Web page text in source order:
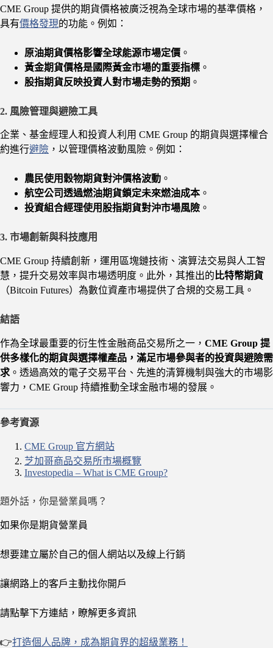
CME Group 提供的期貨價格被廣泛視為全球市場的基準價格，
具有價格發現的功能。例如：
原油期貨價格影響全球能源市場定價 。
黃金期貨價格是國際黃金市場的重要指標 。
股指期貨反映投資人對市場走勢的預期 。
2. 風險管理與避險工具
企業、基金經理人和投資人利用 CME Group 的期貨與選擇權合
約進行避險 ，以管理價格波動風險。例如：
農民使用穀物期貨對沖價格波動 。
航空公司透過燃油期貨鎖定未來燃油成本。
投資組合經理使用股指期貨對沖市場風險 。
3. 市場創新與科技應用
CME Group 持續創新，運用區塊鏈技術、演算法交易與人工智
慧，提升交易效率與市場透明度。此外，其推出的 比特幣期貨
（Bitcoin Futures）為數位資產市場提供了合規的交易工具。
結語
作為全球最重要的衍生性金融商品交易所之一， CME Group 提
供多樣化的期貨與選擇權產品，滿足市場參與者的投資與避險需
求 。透過高效的電子交易平台、先進的清算機制與強大的市場影
響力，CME Group 持續推動全球金融市場的發展。
參考資源
CME Group 官方網站
芝加哥商品交易所市場概覽
Investopedia – What is CME Group?
題外話，你是營業員嗎？
如果你是期貨營業員
想要建立屬於自己的個人網站以及線上行銷
讓網路上的客戶主動找你開戶
請點擊下方連結，瞭解更多資訊
👉打造個人品牌，成為期貨界的超級業務！